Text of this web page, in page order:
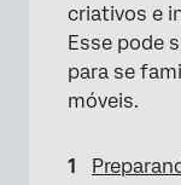
criativos e
Esse pode
para se
móveis.